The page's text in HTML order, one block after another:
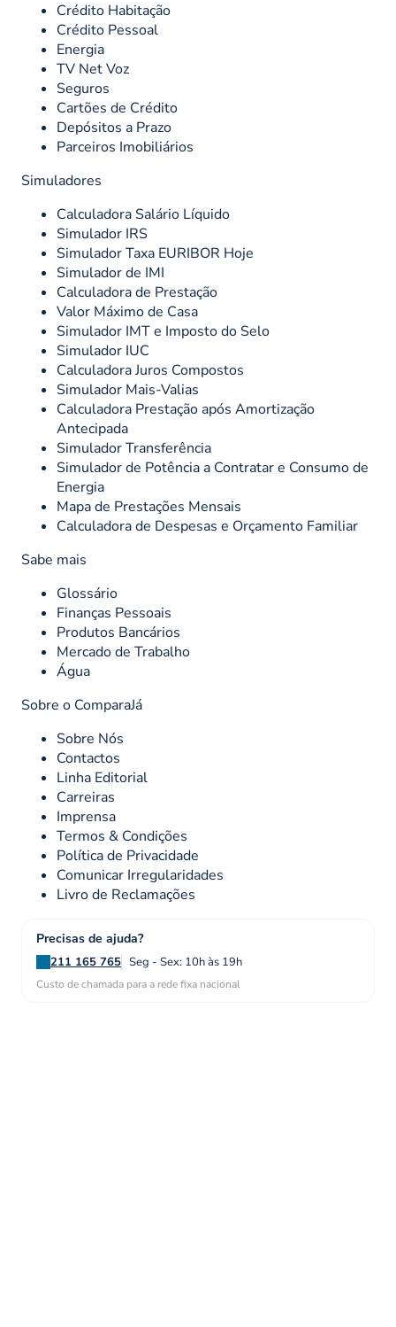
Crédito Habitação
Crédito Pessoal
Energia
TV Net Voz
Seguros
Cartões de Crédito
Depósitos a Prazo
Parceiros Imobiliários
Simuladores
Calculadora Salário Líquido
Simulador IRS
Simulador Taxa EURIBOR Hoje
Simulador de IMI
Calculadora de Prestação
Valor Máximo de Casa
Simulador IMT e Imposto do Selo
Simulador IUC
Calculadora Juros Compostos
Simulador Mais-Valias
Calculadora Prestação após Amortização
Antecipada
Simulador Transferência
Simulador de Potência a Contratar e Consumo de
Energia
Mapa de Prestações Mensais
Calculadora de Despesas e Orçamento Familiar
Sabe mais
Glossário
Finanças Pessoais
Produtos Bancários
Mercado de Trabalho
Água
Sobre o ComparaJá
Sobre Nós
Contactos
Linha Editorial
Carreiras
Imprensa
Termos & Condições
Política de Privacidade
Comunicar Irregularidades
Livro de Reclamações
Precisas de ajuda?
211 165 765 Seg - Sex: 10h às 19h
Custo de chamada para a rede fixa nacional